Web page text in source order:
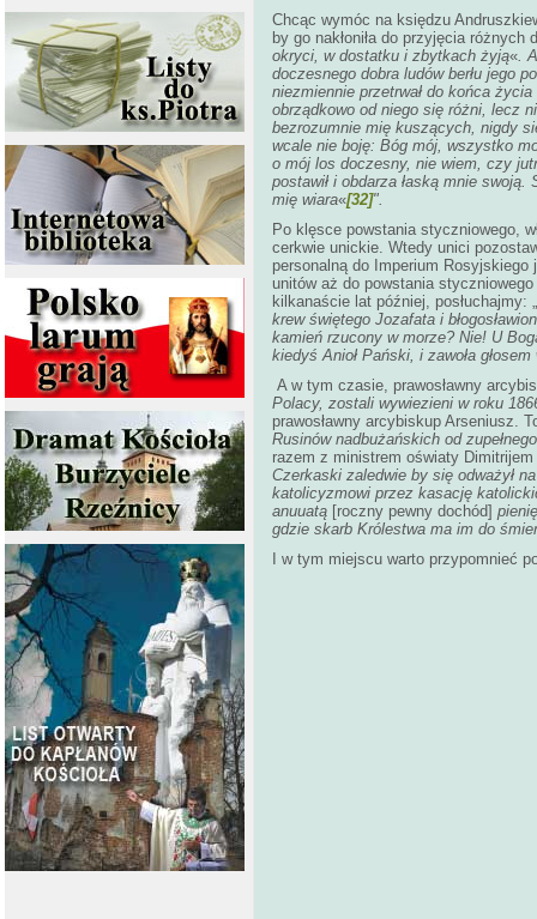
Chcąc wymóc na księdzu
by go nakłoniła do przyjęcia różnych
okryci, w dostatku i zbytkach żyją«.
doczesnego dobra ludów berłu jego
niezmiennie przetrwał do końca
obrządkowo od niego się różni, lecz
bezrozumnie mię kuszących, nigdy
wcale nie boję: Bóg mój, wszystko
o mój los doczesny, nie wiem, czy
postawił i obdarza łaską mnie
mię wiara«[32]".
Po klęsce powstania styczniowego,
cerkwie unickie. Wtedy unici
personalną do Imperium Rosyjskiego
unitów aż do powstania
kilkanaście lat później, posłuchajmy: „
krew świętego Jozafata i
kamień rzucony w morze? Nie! U
kiedyś Anioł Pański, i zawoła
A w tym czasie, prawosławny
Polacy, zostali wywiezieni w roku
prawosławny arcybiskup Arseniusz.
Rusinów nadbużańskich od
razem z ministrem oświaty
Czerkaski zaledwie by się odważył
katolicyzmowi przez kasację
anuuatą [roczny pewny dochód]
gdzie skarb Królestwa ma im do
I w tym miejscu warto przypomnieć